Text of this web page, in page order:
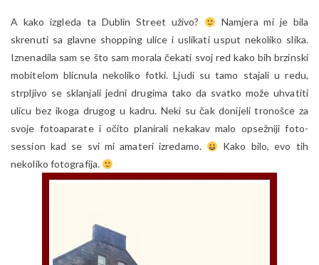
A kako izgleda ta Dublin Street uživo?
Namjera mi je bila
skrenuti sa glavne shopping ulice i uslikati usput nekoliko slika.
Iznenadila sam se što sam morala čekati svoj red kako bih brzinski
mobitelom blicnula nekoliko fotki. Ljudi su tamo stajali u redu,
strpljivo se sklanjali jedni drugima tako da svatko može uhvatiti
ulicu bez ikoga drugog u kadru. Neki su čak donijeli tronošce za
svoje fotoaparate i očito planirali nekakav malo opsežniji foto-
session kad se svi mi amateri izredamo.
Kako bilo, evo tih
nekoliko fotografija.